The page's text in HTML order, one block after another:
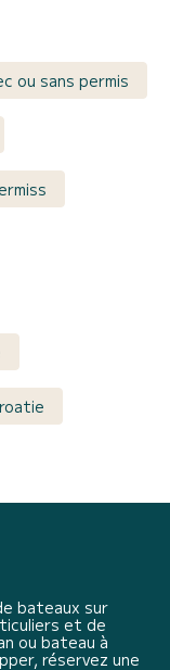
ou sans permis
bateaux sur
et de
ou bateau à
réservez une